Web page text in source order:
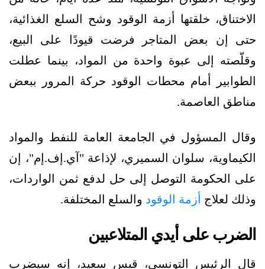
الاختناق، خلقتها أزمة الوقود وشح السلع الغذائية،
حتى إن بعض المتاجر فرضت قيودًا على البيع،
وقلّصته إلى عبوة واحدة من المواد، بينما عطلت
الطوابير أمام محطات الوقود حركة المرور ببعض
مناطق العاصمة.
وقال المسؤول في الجامعة العامة للنفط والمواد
الكيماوية، سلوان السميري، لإذاعة "آي.إف.إم"، إن
على الحكومة التوصل إلى حل لدفع ثمن الواردات،
وذلك لعلاج أزمة الوقود والسلع المختلفة.
الضرب على أيدي المتلاعبين
قال الرئيس التونسي، قيس سعيد، إنه سيضرب